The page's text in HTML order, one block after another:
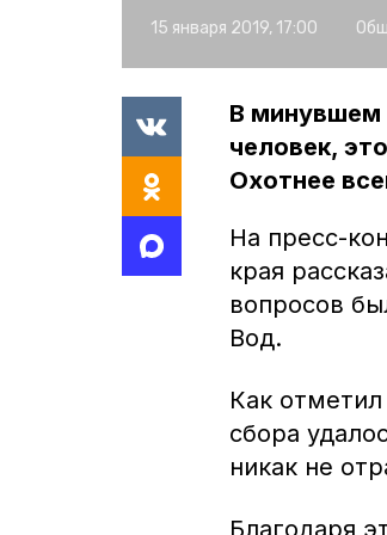
15 января 2019, 17:00
В минувшем
человек,
Охотнее
На пресс-
края
вопросов
Вод.
Как
сбора
никак не
Благодаря